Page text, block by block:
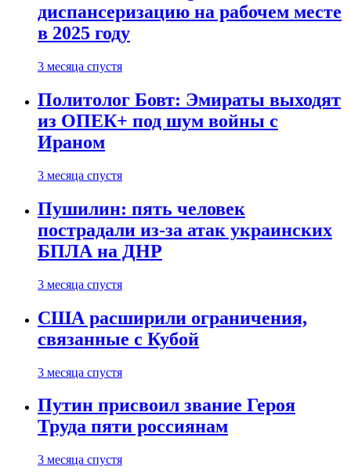
диспансеризацию на рабочем месте
в 2025 году
3 месяца спустя
Политолог Бовт: Эмираты выходят
из ОПЕК+ под шум войны с
Ираном
3 месяца спустя
Пушилин: пять человек
пострадали из-за атак украинских
БПЛА на ДНР
3 месяца спустя
США расширили ограничения,
связанные с Кубой
3 месяца спустя
Путин присвоил звание Героя
Труда пяти россиянам
3 месяца спустя